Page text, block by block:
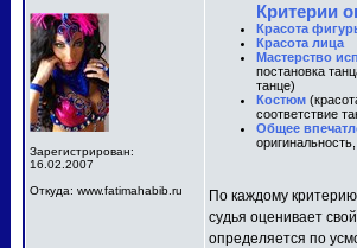
Зарегистрирован:
16.02.2007
Откуда: www.fatimahabib.ru
Критерии
Красота
Красота лица
Мастерство
постановка
танце)
Костюм
соответствие
Общее
По каждому
судья оценивает
определяется по